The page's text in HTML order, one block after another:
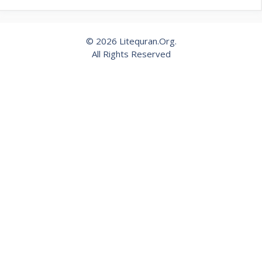
© 2026 Litequran.Org.
All Rights Reserved